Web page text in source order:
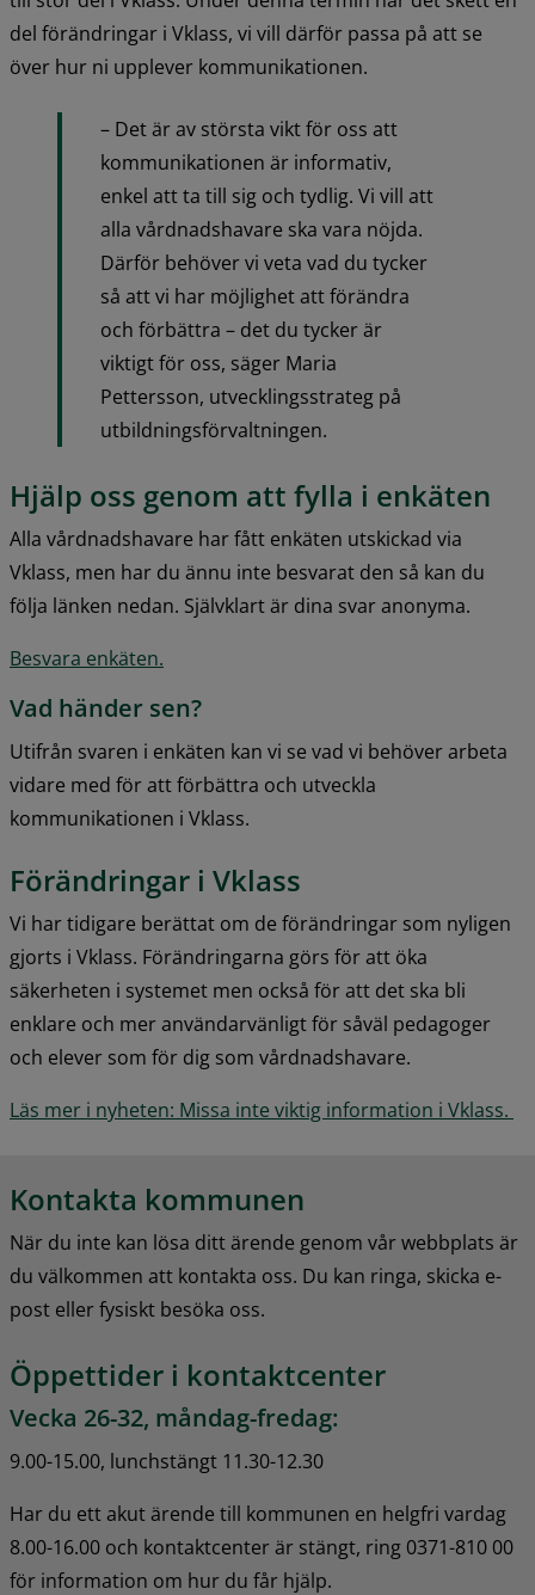
del förändringar i Vklass, vi vill därför passa på att se
över hur ni upplever kommunikationen.
– Det är av största vikt för oss att
kommunikationen är informativ,
enkel att ta till sig och tydlig. Vi vill att
alla vårdnadshavare ska vara nöjda.
Därför behöver vi veta vad du tycker
så att vi har möjlighet att förändra
och förbättra – det du tycker är
viktigt för oss, säger Maria
Pettersson, utvecklingsstrateg på
utbildningsförvaltningen.
Hjälp oss genom att fylla i enkäten
Alla vårdnadshavare har fått enkäten utskickad via
Vklass, men har du ännu inte besvarat den så kan du
följa länken nedan. Självklart är dina svar anonyma.
Besvara enkäten.
Vad händer sen?
Utifrån svaren i enkäten kan vi se vad vi behöver arbeta
vidare med för att förbättra och utveckla
kommunikationen i Vklass.
Förändringar i Vklass
Vi har tidigare berättat om de förändringar som nyligen
gjorts i Vklass. Förändringarna görs för att öka
säkerheten i systemet men också för att det ska bli
enklare och mer användarvänligt för såväl pedagoger
och elever som för dig som vårdnadshavare.
Läs mer i nyheten: Missa inte viktig information i Vklass.
Kontakta kommunen
När du inte kan lösa ditt ärende genom vår webbplats är
du välkommen att kontakta oss. Du kan ringa, skicka e-
post eller fysiskt besöka oss.
Öppettider i kontaktcenter
Vecka 26-32, måndag-fredag:
9.00-15.00, lunchstängt 11.30-12.30
Har du ett akut ärende till kommunen en helgfri vardag
8.00-16.00 och kontaktcenter är stängt, ring 0371-810 00
för information om hur du får hjälp.